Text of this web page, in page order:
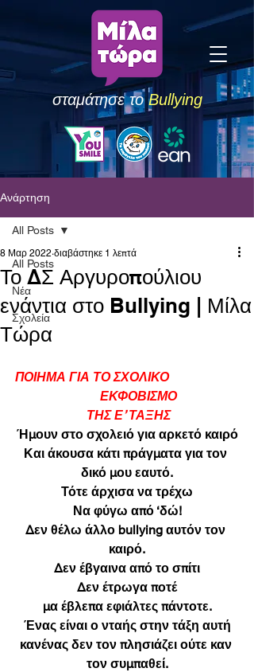
σταμάτησε τοBullying
Ανάρτηση
All Posts
Νέα
Σχολεία
All Posts
Το ΔΣ Αργυροπούλιου
ενάντια στο Bullying | Μίλα
Τώρα
8 Μαρ 2022 διαβάστηκε 1 λεπτά
ΠΟΙΗΜΑ ΓΙΑ ΤΟ ΣΧΟΛΙΚΟ
       ΕΚΦΟΒΙΣΜΟ
ΤΗΣ Ε’ ΤΑΞΗΣ
Ήμουν στο σχολειό για αρκετό καιρό
Και άκουσα κάτι πράγματα για τον
δικό μου εαυτό.
Τότε άρχισα να τρέχω
Να φύγω από ‘δώ!
Δεν θέλω άλλο bullying αυτόν τον
καιρό.
Δεν έβγαινα από το σπίτι
Δεν έτρωγα ποτέ
μα έβλεπα εφιάλτες πάντοτε.
Ένας είναι ο νταής στην τάξη αυτή
κανένας δεν τον πλησιάζει ούτε καν
τον συμπαθεί.